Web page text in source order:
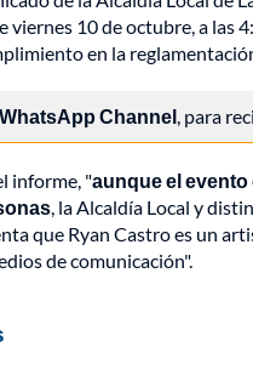
viernes 10 de octubre, a las
en la
WhatsApp Channel, para
informe, "aunque el
, la Alcaldía Local y
que Ryan Castro es un
de comunicación".